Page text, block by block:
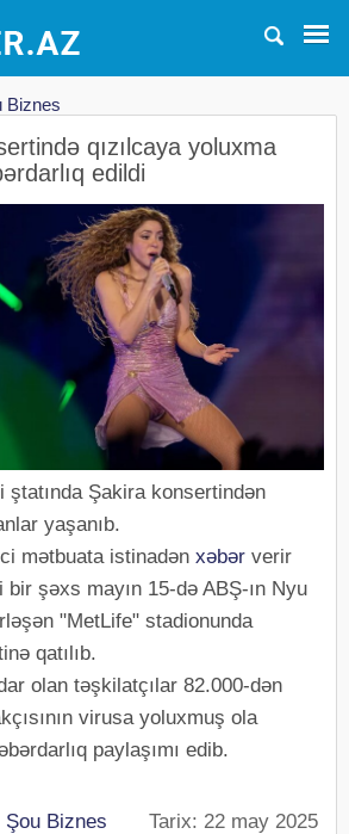
Biznes
qızılcaya yoluxma
edildi
ştatında Şakira konsertindən
yaşanıb.
mətbuata istinadən xəbər verir
bir şəxs mayın 15-də ABŞ-ın Nyu
"MetLife" stadionunda
qatılıb.
olan təşkilatçılar 82.000-dən
virusa yoluxmuş ola
paylaşımı edib.
Şou Biznes Tarix: 22 may 2025